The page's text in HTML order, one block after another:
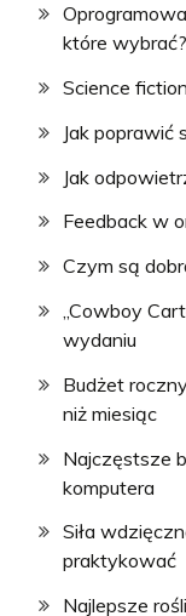
które wybrać?
Science
Jak poprawić
Jak
Feedback w
Czym są
„Cowboy
wydaniu
Budżet
niż miesiąc
Najczęstsze
komputera
Siła
praktykować
Najlepsze